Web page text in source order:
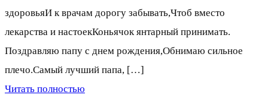
здоровьяИ к врачам дорогу забывать,Чтоб вместо
лекарства и настоекКоньячок янтарный принимать.
Поздравляю папу с днем рождения,Обнимаю сильное
плечо.Самый лучший папа, […]
Читать полностью